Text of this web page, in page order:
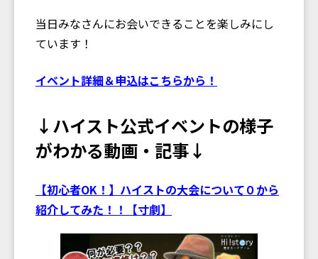
当日みなさんにお会いできることを楽しみにし
ています！
イベント詳細＆申込はこちらから！
↓ハイスト公式イベントの様子
がわかる動画・記事↓
【初心者OK！】ハイストの大会について０から
紹介してみた！！【寸劇】